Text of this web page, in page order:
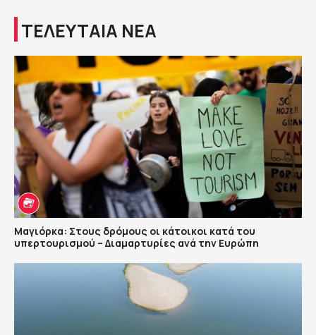
ΤΕΛΕΥΤΑΙΑ ΝΕΑ
Μαγιόρκα: Στους δρόμους οι κάτοικοι κατά του
υπερτουρισμού – Διαμαρτυρίες ανά την Ευρώπη